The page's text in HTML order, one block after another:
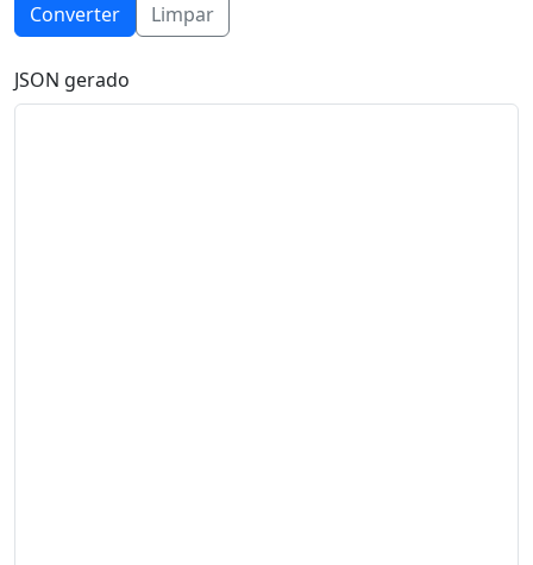
Converter Limpar
JSON gerado